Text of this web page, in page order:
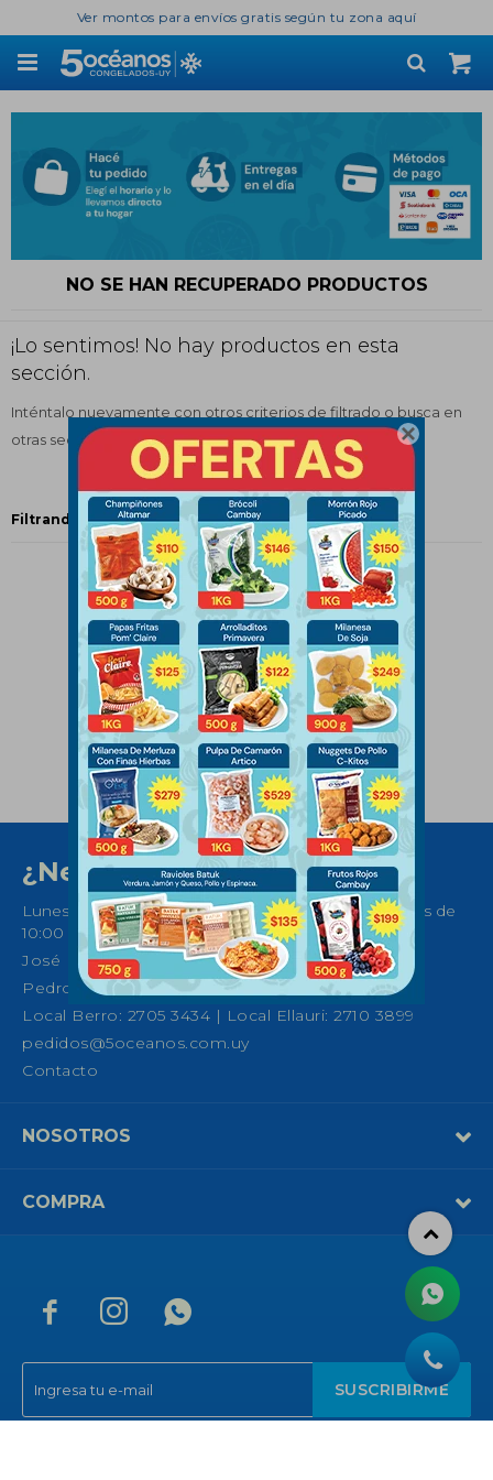

Ver montos para envíos gratis según tu zona aquí

NO SE HAN RECUPERADO PRODUCTOS
¡Lo sentimos! No hay productos en esta
sección.
Inténtalo nuevamente con otros criterios de filtrado o busca en
otras secciones de nuestro catálogo.
Filtrando por: Papas
  
SUSCRIBIRME
¿Necesitas ayuda?
Lunes a Sábados de 08:30 a 21:00 horas y Domingos de
10:00 a 14:00
José Ellauri 558, Montevideo
Pedro Fco. Berro 1039, Montevideo
Local Berro: 2705 3434 | Local Ellauri: 2710 3899
pedidos@5oceanos.com.uy
Contacto
NOSOTROS
COMPRA